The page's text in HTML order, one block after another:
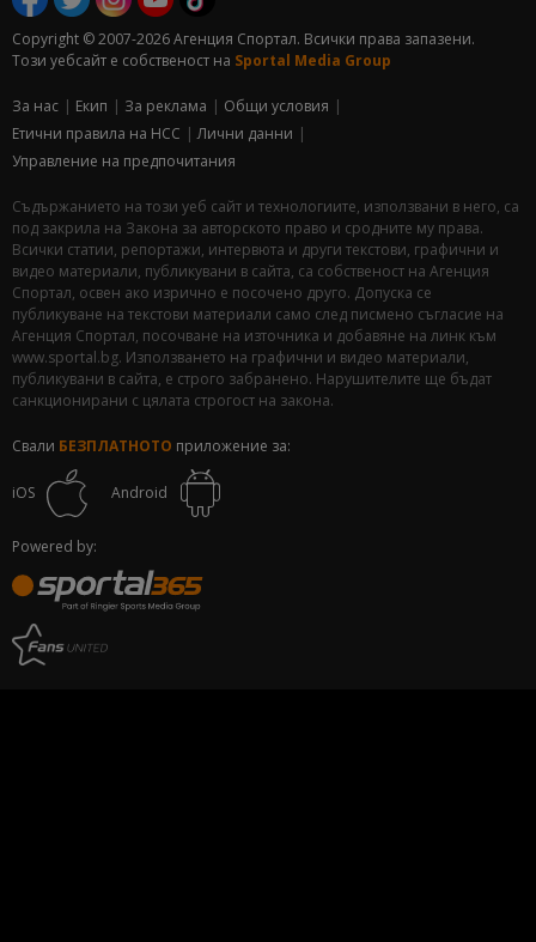
Copyright © 2007-2026 Агенция Спортал. Всички права запазени.
Този уебсайт е собственост на Sportal Media Group
За нас Екип За рекламa
Общи условия
Етични правила на НСС
Лични данни
Управление на предпочитания
Съдържанието на този уеб сайт и технологиите, използвани в него, са
под закрила на Закона за авторското право и сродните му права.
Всички статии, репортажи, интервюта и други текстови, графични и
видео материали, публикувани в сайта, са собственост на Агенция
Спортал, освен ако изрично е посочено друго. Допуска се
публикуване на текстови материали само след писмено съгласие на
Агенция Спортал, посочване на източника и добавяне на линк към
www.sportal.bg. Използването на графични и видео материали,
публикувани в сайта, е строго забранено. Нарушителите ще бъдат
санкционирани с цялата строгост на закона.
Свали БЕЗПЛАТНОТО приложение за:
iOS Android
Powered by: